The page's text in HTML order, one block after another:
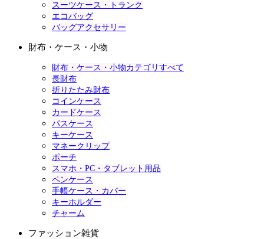
スーツケース・トランク
エコバッグ
バッグアクセサリー
財布・ケース・小物
財布・ケース・小物カテゴリすべて
長財布
折りたたみ財布
コインケース
カードケース
パスケース
キーケース
マネークリップ
ポーチ
スマホ・PC・タブレット用品
ペンケース
手帳ケース・カバー
キーホルダー
チャーム
ファッション雑貨